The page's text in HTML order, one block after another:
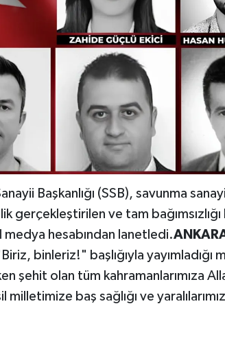
Başkanlığı (SSB), savunma
gerçekleştirilen ve tam
medya hesabından lanetledi.
binleriz!" başlığıyla yayımladığı
şehit olan tüm kahramanlarımıza
baş sağlığı ve